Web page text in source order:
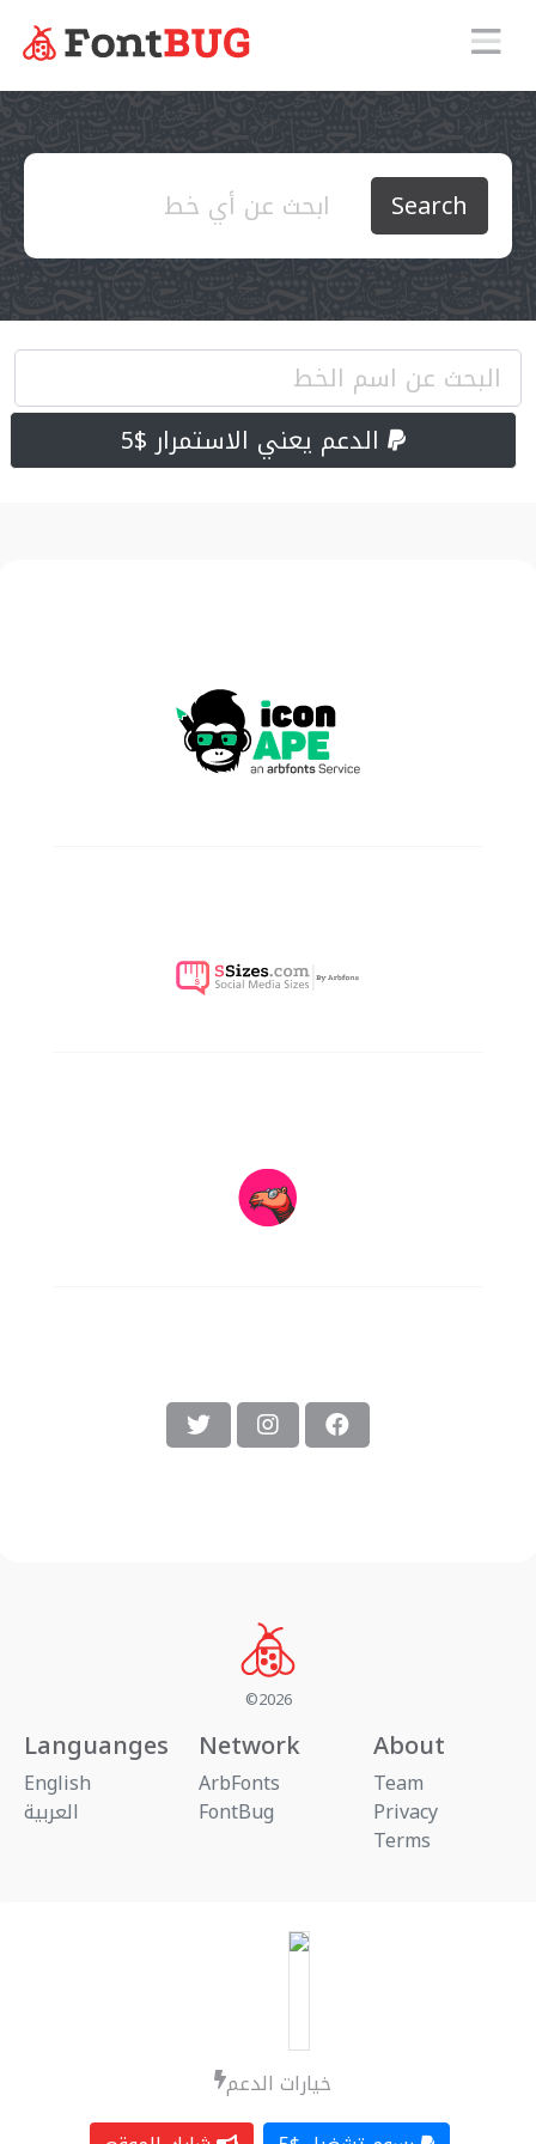
Search
الدعم يعني الاستمرار $5
خيارات الدعم
©2026
Languanges
English
العربية
Network
ArbFonts
FontBug
About
Team
Privacy
Terms